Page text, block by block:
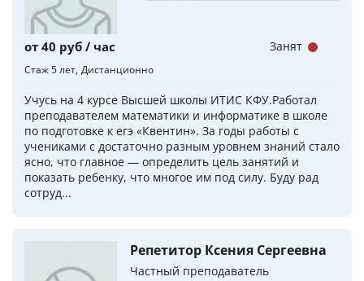
от 40 руб / час
Стаж 5 лет Дистанционно
Учусь на 4 курсе Высшей школы ИТИС КФУ.Работал
преподавателем математики и информатике в школе
по подготовке к егэ «Квентин». За годы работы с
учениками с достаточно разным уровнем знаний стало
ясно, что главное — определить цель занятий и
показать ребенку, что многое им под силу. Буду рад
сотруд...
Занят
Репетитор Ксения Сергеевна
Частный преподаватель